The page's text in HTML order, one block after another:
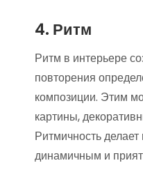
4. Ритм
Ритм в интерьере
повторения
композиции. Этим
картины,
Ритмичность
динамичным и